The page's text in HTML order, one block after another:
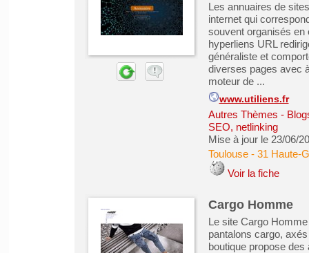
Les annuaires de
internet qui
souvent organisés en
hyperliens URL
généraliste et
diverses pages avec
moteur de ...
www.utiliens.fr
Autres Thèmes -
SEO, netlinking
Mise à jour le 23/06/
Toulouse- 31 Haute-
Voir la fiche
Cargo Homme
Le site Cargo
pantalons cargo,
boutique propose